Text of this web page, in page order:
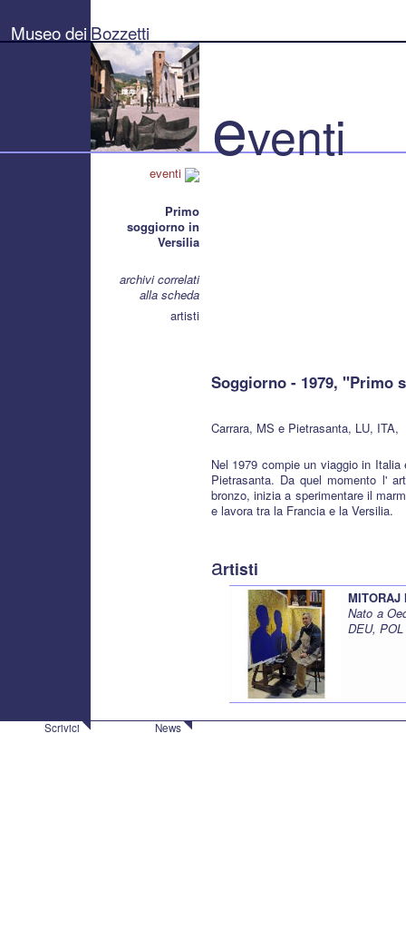
Bozzetti
"Pierluigi
Museo dei Bozzetti
eventi
Primo
soggiorno in
Versilia
archivi correlati
alla scheda
artisti
eventi
Soggiorno - 1979, "Primo
Carrara, MS e Pietrasanta, LU, ITA,
Nel 1979 compie un viaggio in
Pietrasanta. Da quel momento l'
bronzo, inizia a sperimentare il
e lavora tra la Francia e la Versilia.
artisti
MITORAJ
Nato a
DEU, POL
Scrivici News